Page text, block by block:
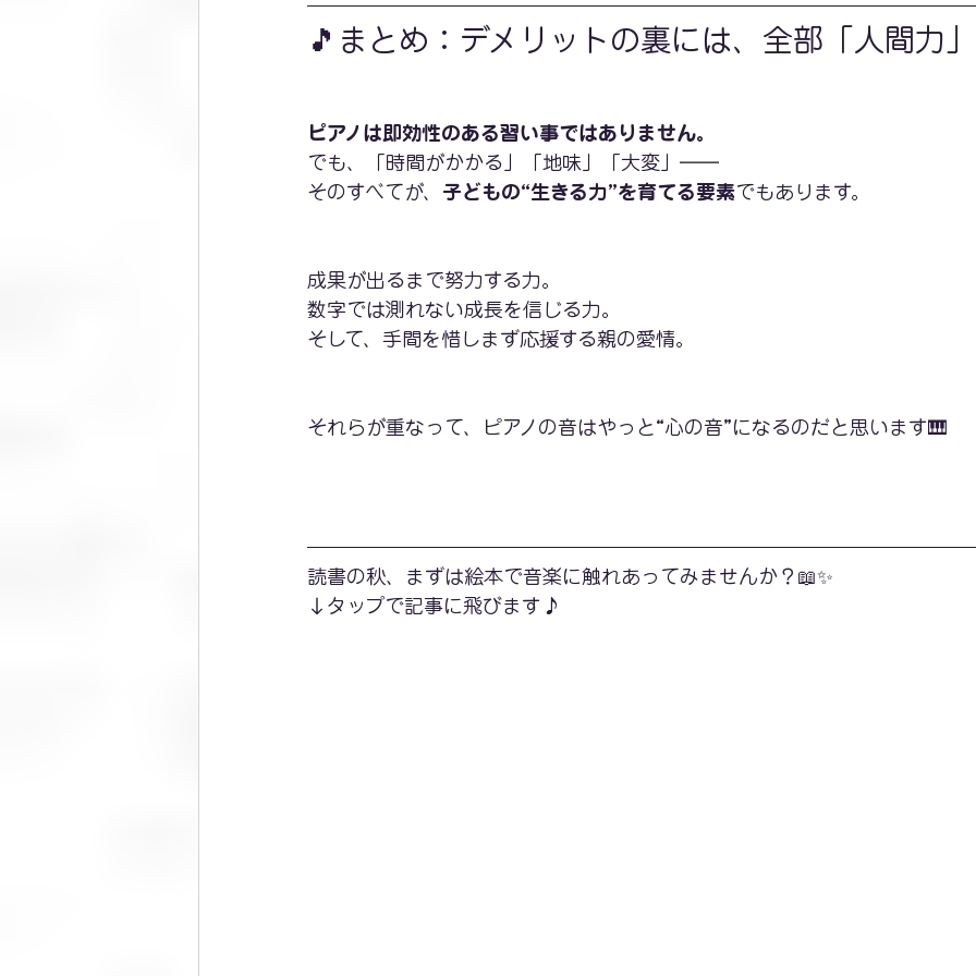
🎵まとめ：デメリットの裏には、全部「人間力
ピアノは即効性のある習い事ではありません。
でも、「時間がかかる」「地味」「大変」――
そのすべてが、 子どもの“生きる力”を育てる要素でもあります。
成果が出るまで努力する力。
数字では測れない成長を信じる力。
そして、手間を惜しまず応援する親の愛情。
それらが重なって、ピアノの音はやっと“心の音”になるのだと思います🎹
読書の秋、まずは絵本で音楽に触れあってみませんか？📖✨
↓タップで記事に飛びます♪